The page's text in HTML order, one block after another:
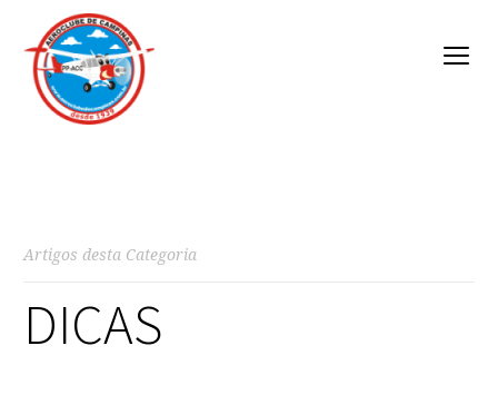
Artigos desta Categoria
DICAS